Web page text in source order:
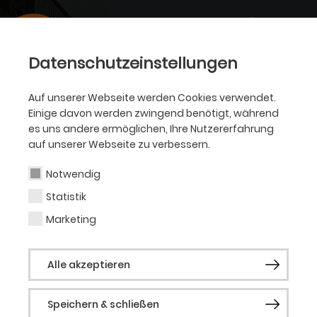
Datenschutzeinstellungen
Auf unserer Webseite werden Cookies verwendet.
Einige davon werden zwingend benötigt, während
es uns andere ermöglichen, Ihre Nutzererfahrung
auf unserer Webseite zu verbessern.
Notwendig
Statistik
Marketing
Alle akzeptieren
Speichern & schließen